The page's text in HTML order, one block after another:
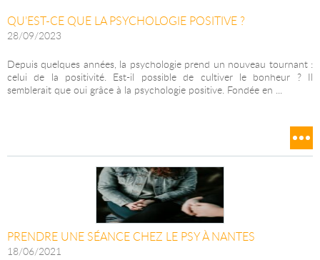
QU’EST-CE QUE LA PSYCHOLOGIE POSITIVE ?
28/09/2023
Depuis quelques années, la psychologie prend un nouveau tournant :
celui de la positivité. Est-il possible de cultiver le bonheur ? Il
semblerait que oui grâce à la psychologie positive. Fondée en ...
PRENDRE UNE SÉANCE CHEZ LE PSY À NANTES
18/06/2021